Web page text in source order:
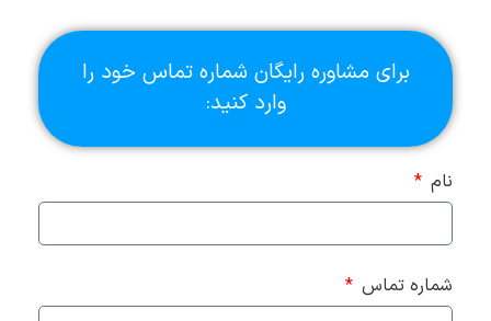
برای مشاوره رایگان شماره تماس خود را
وارد کنید:
نام
شماره تماس